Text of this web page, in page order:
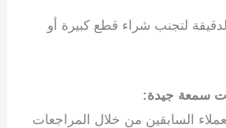
لتجنب شراء قطع كبيرة أو
سمعة جيدة:
السابقين من خلال المراجعات